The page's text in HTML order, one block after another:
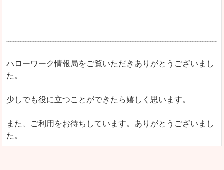
ハローワーク情報局をご覧いただきありがとうございまし
た。
少しでも役に立つことができたら嬉しく思います。
また、ご利用をお待ちしています。ありがとうございまし
た。